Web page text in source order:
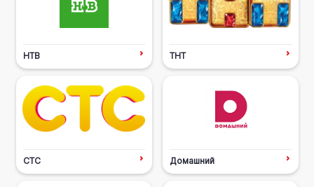
НТВ ТНТ
СТС Домашний